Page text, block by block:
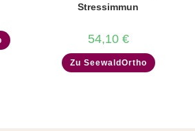
Stressimmun
54,10 €
Zu SeewaldOrtho